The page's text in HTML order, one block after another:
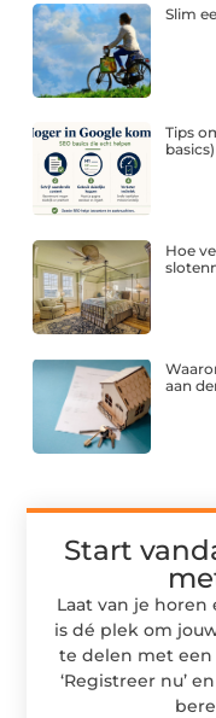
Slim
Tips
basics)
Hoe
aan
Start
Laat van je horen
is dé plek om
te delen met
‘Registreer nu’